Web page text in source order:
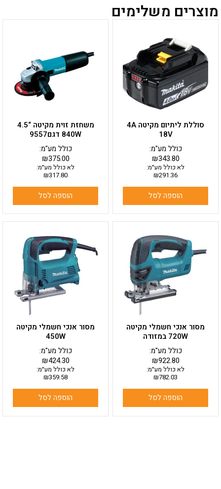
מוצרים משלימים
סוללת ליתיום מקיטה 4A
18V
₪343.80
כולל מע"מ:
לא כולל מע״מ:
₪291.36
הוספה לסל
משחזת זוית מקיטה “4.5
840W דגם9557
₪375.00
כולל מע"מ:
לא כולל מע״מ:
₪317.80
הוספה לסל
מסור אנכי חשמלי מקיטה
720W במזודה
₪922.80
כולל מע"מ:
לא כולל מע״מ:
₪782.03
הוספה לסל
מסור אנכי חשמלי מקיטה
450W
₪424.30
כולל מע"מ:
לא כולל מע״מ:
₪359.58
הוספה לסל